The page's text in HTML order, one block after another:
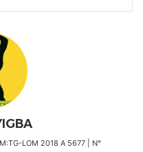
LOM 2018 A 5677 | N°